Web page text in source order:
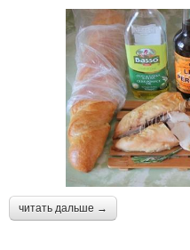
читать дальше →